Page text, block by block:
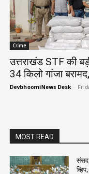
Crime
उत्तराखंड STF की
34 किलो गांजा
DevbhoomiNews Desk -
MOST READ
संसद